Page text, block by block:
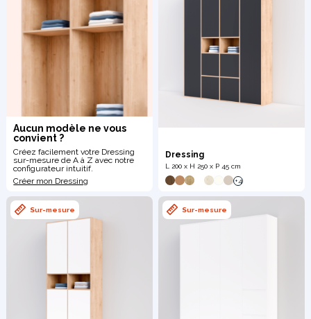
Inspirez-vous du catalogue
Coulissantes
Meuble bas
Meuble d'angle
Aucun modèle ne vous
convient ?
Créez facilement votre Dressing
sur-mesure de A à Z avec notre
configurateur intuitif.
Créer mon Dressing
Dressing
L 200 x H 250 x P 45 cm
+4
Sur-mesure Sur-mesure